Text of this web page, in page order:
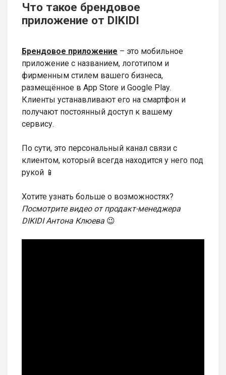
Что такое брендовое
приложение от DIKIDI
Брендовое приложение – это мобильное
приложение с названием, логотипом и
фирменным стилем вашего бизнеса,
размещённое в App Store и Google Play.
Клиенты устанавливают его на смартфон и
получают постоянный доступ к вашему
сервису.
По сути, это персональный канал связи с
клиентом, который всегда находится у него под
рукой 📱
Хотите узнать больше о возможностях?
Посмотрите видео от продакт-менеджера
DIKIDI Антона Клюева 😉